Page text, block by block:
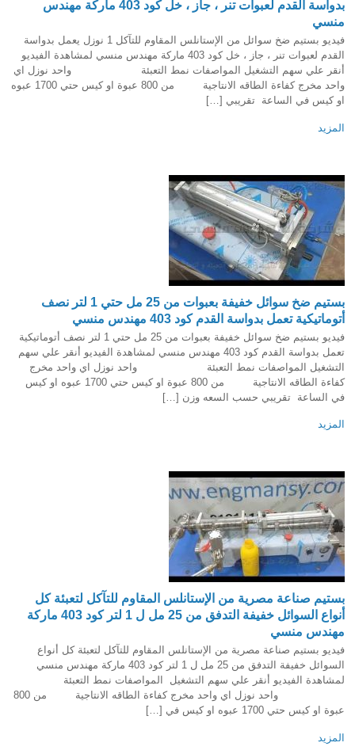
بدواسة القدم لعبوات تنر ، جاز ، خل كود 403 ماركة مهندس
منسي
فيديو بستيم ضخ سوائل من الإستانلس المقاوم للتآكل 1 نوزل يعمل بدواسة
القدم لعبوات تنر ، جاز ، خل كود 403 ماركة مهندس منسي لمشاهدة الفيديو
أنقر علي سهم التشغيل المواصفات نمط التعبئة واحد نوزل اي
واحد مخرج كفاءة الطاقه الانتاجية من 800 عبوة او كيس حتي 1700 عبوه
او كيس في الساعة تقريبي […]
المزيد
بستيم ضخ سوائل خفيفة بعبوات من 25 مل حتي 1 لتر نصف
أتوماتيكية تعمل بدواسة القدم كود 403 مهندس منسي
فيديو بستيم ضخ سوائل خفيفة بعبوات من 25 مل حتي 1 لتر نصف أتوماتيكية
تعمل بدواسة القدم كود 403 مهندس منسي لمشاهدة الفيديو أنقر علي سهم
التشغيل المواصفات نمط التعبئة واحد نوزل اي واحد مخرج
كفاءة الطاقه الانتاجية من 800 عبوة او كيس حتي 1700 عبوه او كيس
في الساعة تقريبي حسب السعه وزن […]
المزيد
بستيم صناعة مصرية من الإستانلس المقاوم للتآكل لتعبئة كل
أنواع السوائل خفيفة التدفق من 25 مل ل 1 لتر كود 403 ماركة
مهندس منسي
فيديو بستيم صناعة مصرية من الإستانلس المقاوم للتآكل لتعبئة كل أنواع
السوائل خفيفة التدفق من 25 مل ل 1 لتر كود 403 ماركة مهندس منسي
لمشاهدة الفيديو أنقر علي سهم التشغيل المواصفات نمط التعبئة
واحد نوزل اي واحد مخرج كفاءة الطاقه الانتاجية من 800
عبوة او كيس حتي 1700 عبوه او كيس في […]
المزيد